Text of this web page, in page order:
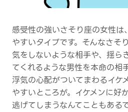
感受性の強いさそり座の女性
やすいタイプです。そんなさそ
気をしないような相手や、揺ら
てくれるような男性を本命の相
浮気の心配がついてまわるイケ
やすいところが。イケメンに好
逃げてしまうなんてこともある